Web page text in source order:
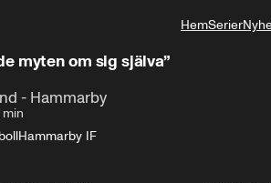
HemSerier
myten om sig själva”
- Hammarby
Hammarby IF